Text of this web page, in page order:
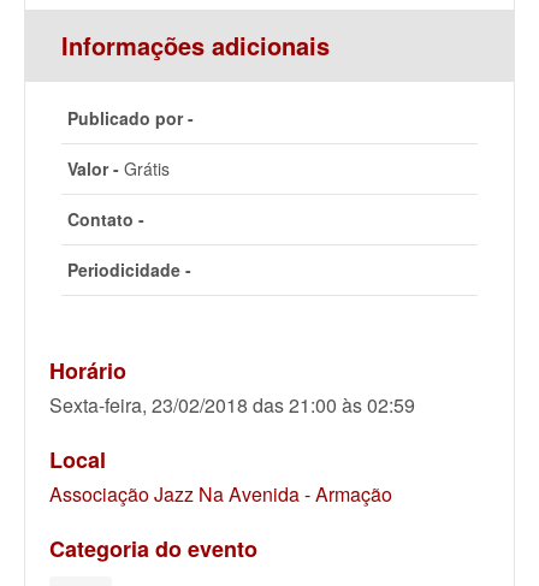
Informações adicionais
Publicado por -
Valor - Grátis
Contato -
Periodicidade -
Horário
Sexta-feira, 23/02/2018 das 21:00 às 02:59
Local
Associação Jazz Na Avenida - Armação
Categoria do evento